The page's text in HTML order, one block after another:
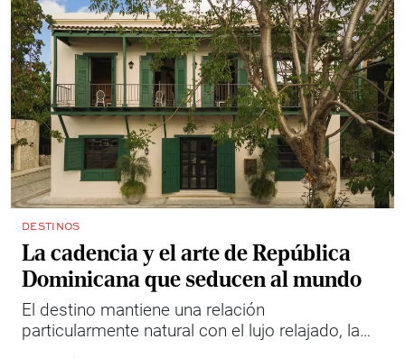
DESTINOS
La cadencia y el arte de República
Dominicana que seducen al mundo
El destino mantiene una relación
particularmente natural con el lujo relajado, la